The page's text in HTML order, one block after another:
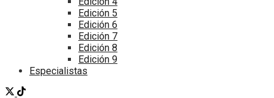
Edición 5
Edición 6
Edición 7
Edición 8
Edición 9
Especialistas